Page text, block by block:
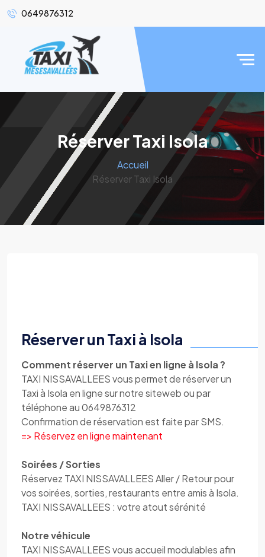
0649876312
Réserver Taxi Isola
Accueil
Réserver Taxi Isola
Réserver un Taxi à Isola
Comment réserver un Taxi en ligne à Isola ?
TAXI NISSAVALLEES vous permet de réserver un
Taxi à Isola en ligne sur notre siteweb ou par
téléphone au 0649876312
Confirmation de réservation est faite par SMS.
=> Réservez en ligne maintenant
Soirées / Sorties
Réservez TAXI NISSAVALLEES Aller / Retour pour
vos soirées, sorties, restaurants entre amis à Isola.
TAXI NISSAVALLEES : votre atout sérénité
Notre véhicule
TAXI NISSAVALLEES vous accueil modulables afin